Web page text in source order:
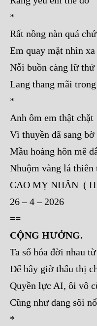
*
Rất nồng nàn quá chứ
Em quay mặt nhìn xa
Nỗi buồn càng lữ thứ
Lang thang mãi
*
Anh ôm em thật chặt
Vì thuyền đã sang bờ
Mầu hoàng hôn mê
Nhuộm vàng lá thiên
CAO MỴ NHÂN (
26 – 4 – 2026
==
CỘNG HƯỞNG.
Ta số hóa đời nhau
Để bây giờ thấu thị
Quyền lực AI, ôi vô
Cũng như đang sôi
*